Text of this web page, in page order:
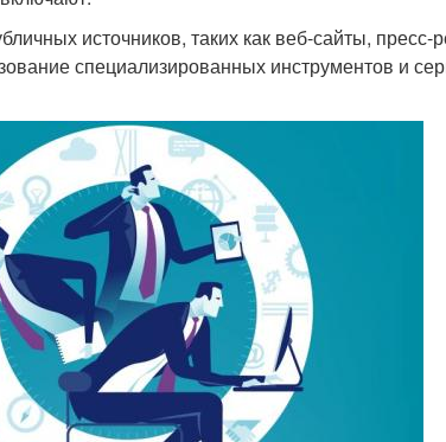
источников, таких как веб-сайты,
специализированных инструментов и